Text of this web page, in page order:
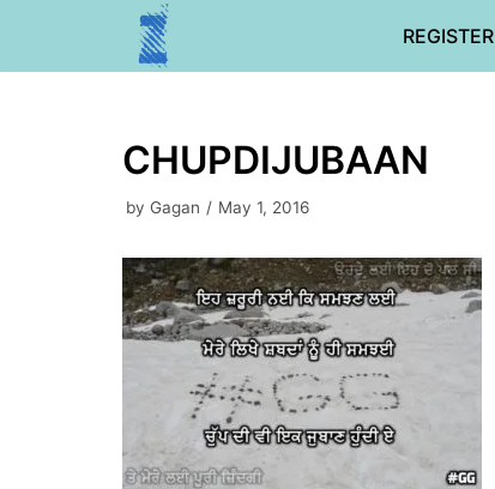
REGISTER
CHUPDIJUBAAN
by Gagan May 1, 2016